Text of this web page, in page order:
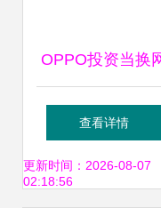
OPPO投资当换
络，后者经营范围
含文物拍卖与拍卖
查看详情
更新时间：2026-08-07
02:18:56